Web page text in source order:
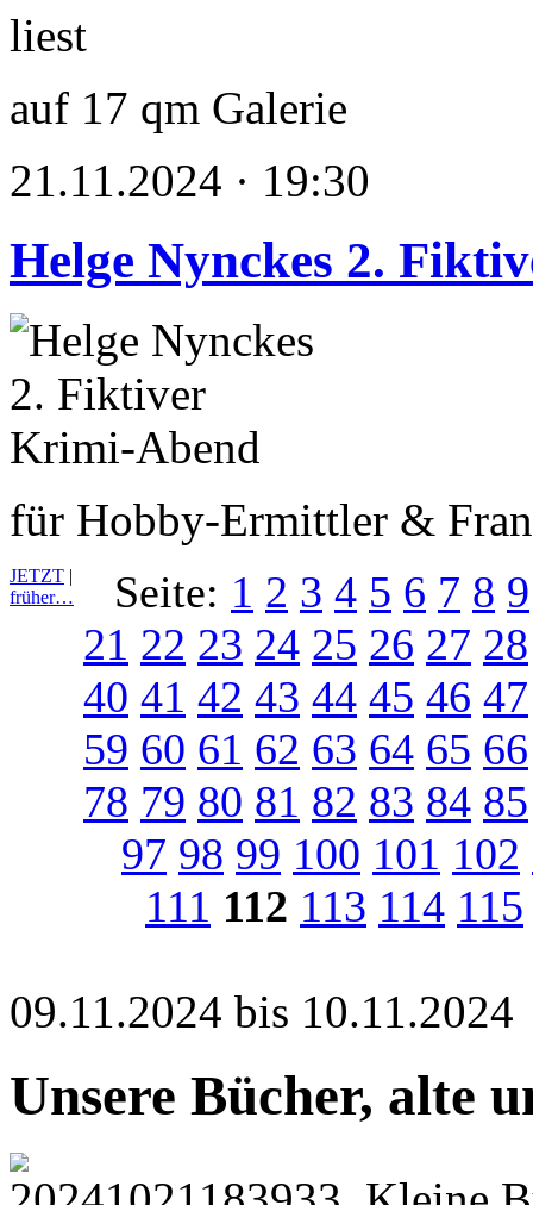
auf 17 qm Galerie
21.11.2024 · 19:30
Helge Nynckes 2.
für Hobby-Ermittler &
JETZT |
früher…
Seite: 1 2 3 4 5 6 7 8 9
21 22 23 24 25 26 27 28
40 41 42 43 44 45 46 47
59 60 61 62 63 64 65 66
78 79 80 81 82 83 84 85
97 98 99 100 101 102
111 112 113 114 115
09.11.2024 bis 10.11.2024
Unsere Bücher, alte